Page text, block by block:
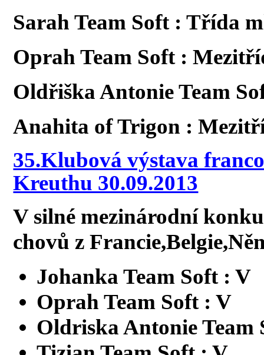
Sarah Team Soft : Třída
Oprah Team Soft :
Oldřiška Antonie Team
Anahita of Trigon :
35.Klubová výstava
Kreuthu 30.09.2013
V silné mezinárodní
chovů z
Johanka Team Soft : V
Oprah Team Soft : V
Oldriska Antonie Team